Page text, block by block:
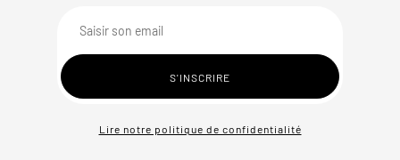
Lire notre politique de confidentialité